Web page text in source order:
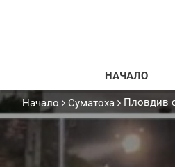
НАЧАЛО
Начало Суматоха Пловдив